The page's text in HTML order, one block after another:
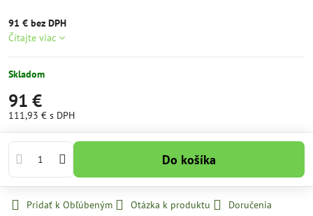
91 € bez DPH
Čítajte viac
Skladom
91 €
111,93 € s DPH
Do košíka
Pridať k Obľúbeným Otázka k produktu Doručenia